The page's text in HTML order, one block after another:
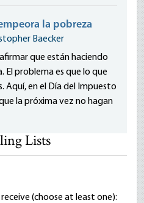
la pobreza
Baecker
que están haciendo
El problema es que lo que
Aquí, en el Día del Impuesto
la próxima vez no hagan
Lists
(choose at least one):